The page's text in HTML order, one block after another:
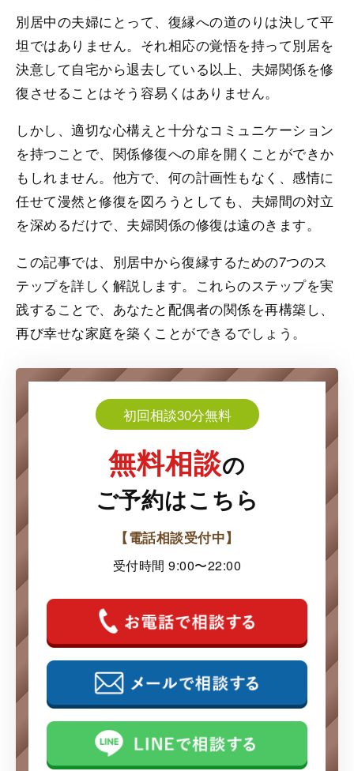
別居中の夫婦にとって、復縁への道のりは決して平
坦ではありません。それ相応の覚悟を持って別居を
決意して自宅から退去している以上、夫婦関係を修
復させることはそう容易くはありません。
しかし、適切な心構えと十分なコミュニケーション
を持つことで、関係修復への扉を開くことができか
もしれません。他方で、何の計画性もなく、感情に
任せて漫然と修復を図ろうとしても、夫婦間の対立
を深めるだけで、夫婦関係の修復は遠のきます。
この記事では、別居中から復縁するための7つのス
テップを詳しく解説します。これらのステップを実
践することで、あなたと配偶者の関係を再構築し、
再び幸せな家庭を築くことができるでしょう。
初回相談30分無料
無料相談の
ご予約はこちら
【電話相談受付中】
受付時間 9:00〜22:00